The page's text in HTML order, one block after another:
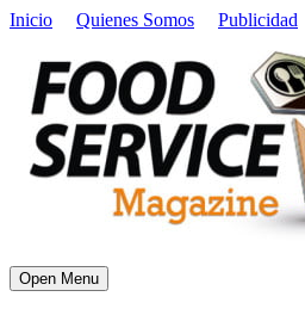
Inicio Quienes Somos Publicidad
Open Menu